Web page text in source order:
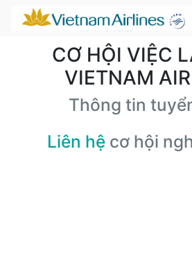
CƠ HỘI VIỆC
VIETNAM
Thông tin
Liên hệ cơ hội